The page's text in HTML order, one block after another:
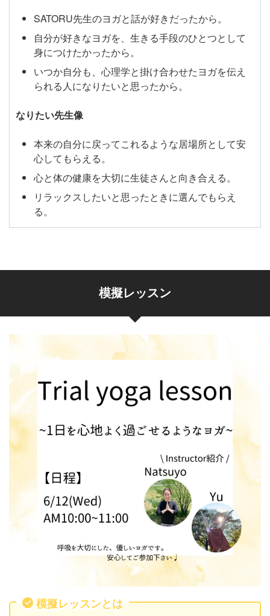
SATORU先生のヨガと話が好きだったから。
自分が好きなヨガを、生きる手段のひとつとして
身につけたかったから。
いつか自分も、心理学と掛け合わせたヨガを伝え
られる人になりたいと思ったから。
なりたい先生像
本来の自分に戻ってこれるような居場所として安
心してもらえる。
心と体の健康を大切に生徒さんと向き合える。
リラックスしたいと思ったときに選んでもらえ
る。
模擬レッスン
模擬レッスンとは